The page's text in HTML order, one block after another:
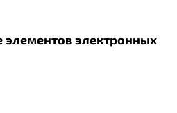
элементов электронных